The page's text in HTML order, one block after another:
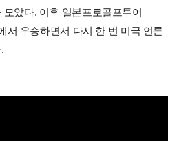
았다. 이후 일본프로골프투어
서 우승하면서 다시 한 번 미국 언론